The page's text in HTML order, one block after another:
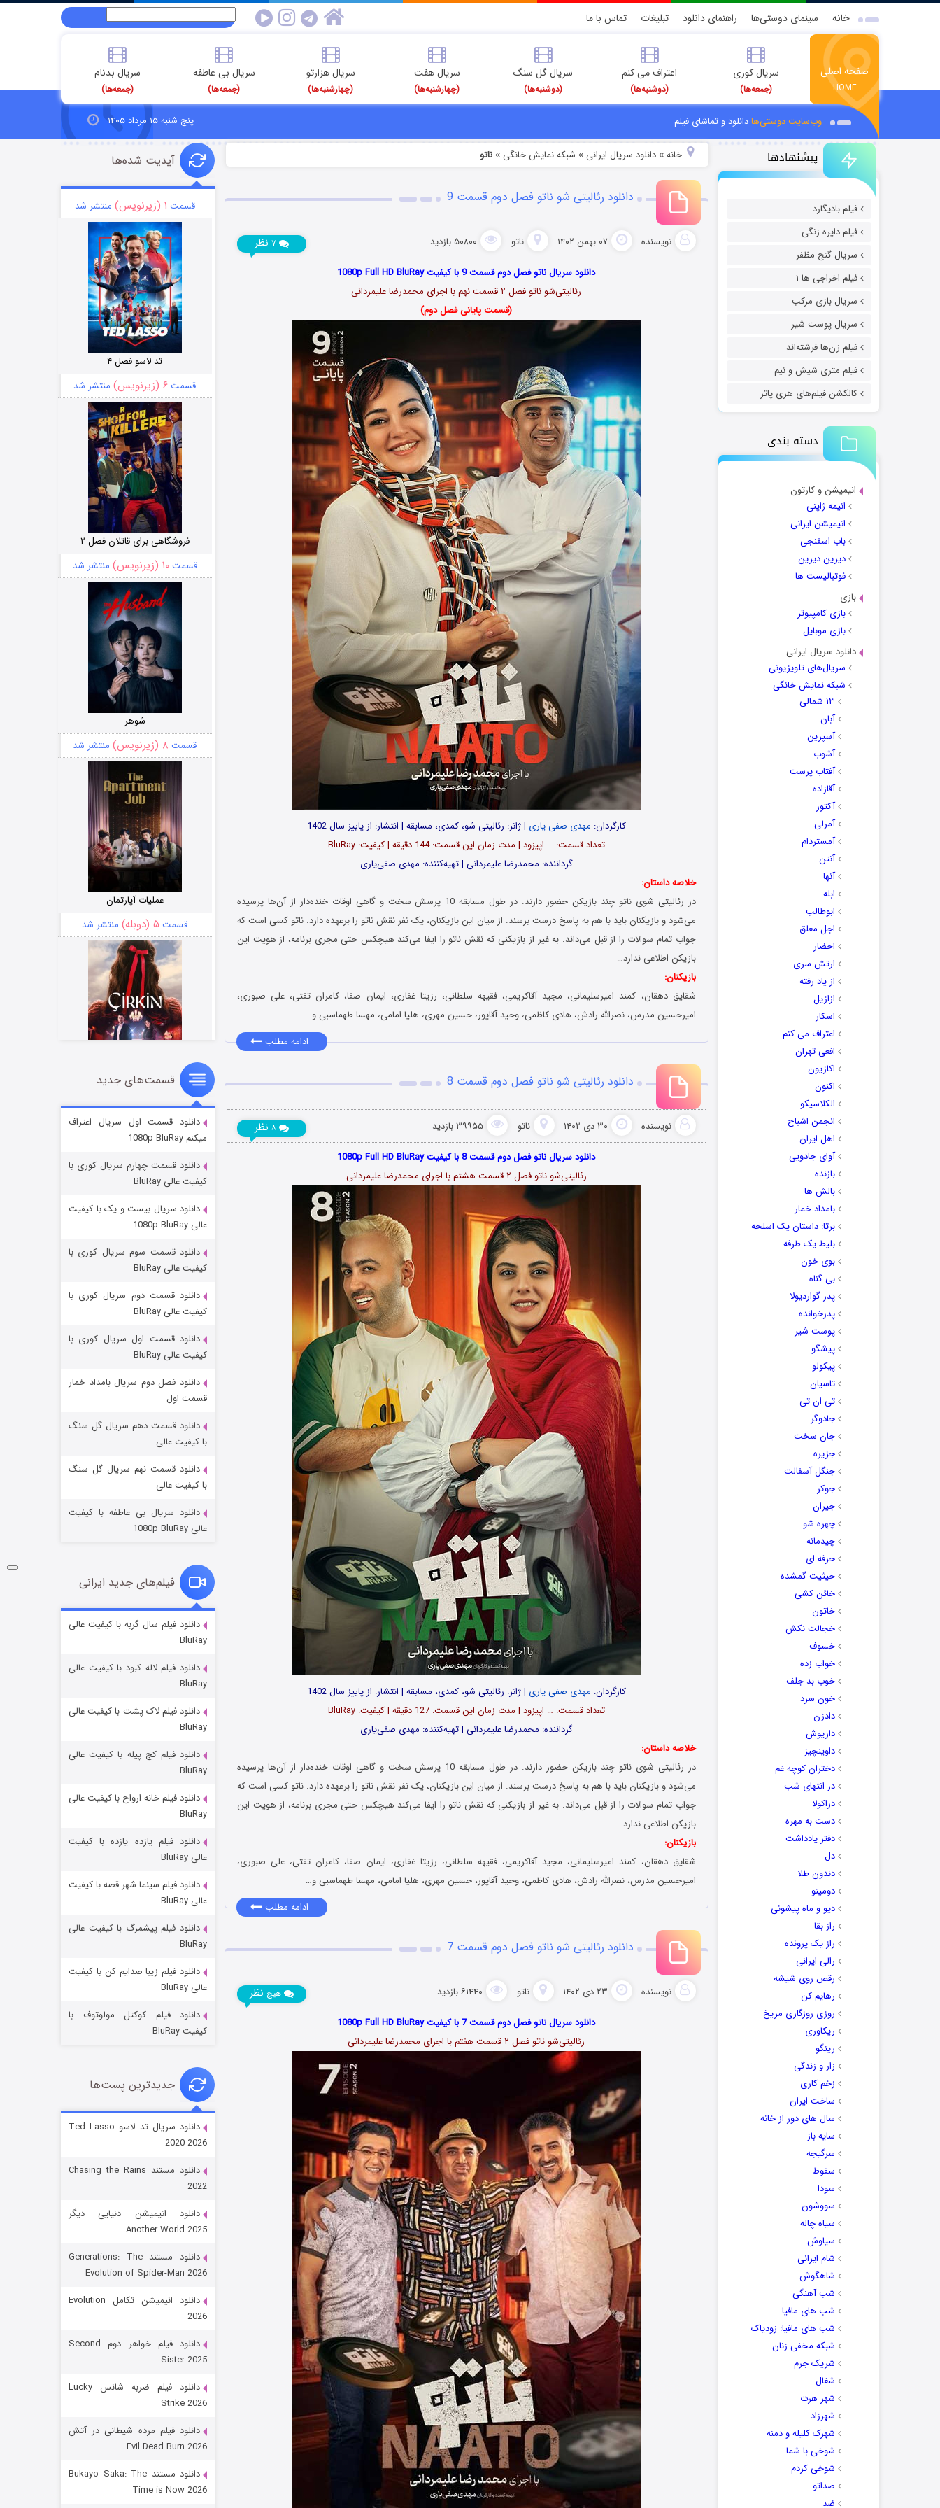
خانه سینمای دوستی‌ها راهنمای دانلود تبلیغات تماس با ما
صفحه اصلی
HOME
سریال کوری
(جمعه‌ها)
اعتراف می کنم
(دوشنبه‌ها)
سریال گل سنگ
(دوشنبه‌ها)
سریال هفت
(چهارشنبه‌ها)
سریال هزارتو
(چهارشنبه‌ها)
سریال بی عاطفه
(جمعه‌ها)
سریال بدنام
(جمعه‌ها)
وب‌سایت دوستی‌هادانلود و تماشای فیلم پنج شنبه ۱۵ مرداد ۱۴۰۵
پیشنهادها
فیلم بادیگارد
فیلم دایره زنگی
سریال گنج مظفر
فیلم اخراجی ها ۱
سریال بازی مرکب
سریال پوست شیر
فیلم زن‌ها فرشته‌اند
فیلم متری شیش و نیم
کالکشن فیلم‌های هری پاتر
دسته بندی
انیمیشن و کارتون
انیمه ژاپنی
انیمیشن ایرانی
باب اسفنجی
دیرین دیرین
فوتبالیست ها
بازی
بازی کامپیوتر
بازی موبایل
دانلود سریال ایرانی
سریال‌های تلویزیونی
شبکه نمایش خانگی
۱۳ شمالی
آبان
آسپرین
آشوب
آفتاب پرست
آقازاده
آکتور
آمرلی
آمستردام
آنتن
آنها
ابله
ابوطالب
اجل معلق
احضار
ارتش سری
از یاد رفته
ازازیل
اسکار
اعتراف می کنم
افعی تهران
اکازیون
اکنون
الکلاسیکو
انجمن اشباح
اهل ایران
آوای جادویی
بازنده
بالش ها
بامداد خمار
برتا: داستان یک اسلحه
بلیط یک‌‌ طرفه
بوی خون
بی گناه
پدر گواردیولا
پدرخوانده
پوست شیر
پیشگو
پیکولو
تاسیان
تی ان تی
جادوگر
جان سخت
جزیره
جنگل آسفالت
جوکر
جیران
چهره شو
چیدمانه
حرفه ای
حیثیت گمشده
خائن کشی
خاتون
خجالت نکش
خسوف
خواب زده
خوب بد جلف
خون سرد
دادزن
داریوش
داوینچیز
دختران کوچه غم
در انتهای شب
دراکولا
دست به مهره
دفتر یادداشت
دل
دندون طلا
دومینو
دیو و ماه پیشونی
راز بقا
راز یک پرونده
رالی ایرانی
رقص روی شیشه
رهایم کن
روزی روزگاری مریخ
ریکاوری
رینگو
زار و زندگی
زخم کاری
ساخت ایران
سال های دور از خانه
سایه باز
سرگیجه
سقوط
سودا
سووشون
سیاه چاله
سیاوش
شام ایرانی
شاهگوش
شب آهنگی
شب های مافیا
شب های مافیا: زودیاک
شبکه مخفی زنان
شریک جرم
شغال
شهر هرت
شهرزاد
شهرک کلیله و دمنه
شوخی با شما
شوخی کردم
صداتو
ضد
خانه» دانلود سریال ایرانی » شبکه نمایش خانگی » ناتو
دانلود رئالیتی شو ناتو فصل دوم قسمت 9
نویسنده ۰۷ بهمن ۱۴۰۲ ناتو ۵۰۸۰۰ بازدید نظر
دانلود سریال ناتو فصل دوم قسمت 9 با کیفیت 1080p Full HD BluRay
رئالیتی‌شو ناتو فصل ۲ قسمت نهم با اجرای محمدرضا علیمردانی
(قسمت پایانی فصل دوم)
کارگردان: مهدی صفی یاری | ژانر: رئالیتی شو، کمدی، مسابقه | انتشار: از پاییز سال 1402
تعداد قسمت‌: … اپیزود | مدت زمان این قسمت: 144 دقیقه | کیفیت: BluRay
گرداننده: محمدرضا علیمردانی | تهیه‌کننده: مهدی صفی‌یاری
خلاصه داستان:
در رئالیتی شوی ناتو چند بازیکن حضور دارند. در طول مسابقه 10 پرسش سخت و گاهی اوقات خنده‌دار از آن‌ها پرسیده
می‌شود و بازیکنان باید با هم به پاسخ درست برسند. از میان این بازیکنان، یک نفر نقش ناتو را برعهده دارد. ناتو کسی است که
جواب تمام سوالات را از قبل می‌داند. به غیر از بازیکنی که نقش ناتو را ایفا می‌کند هیچکس حتی مجری برنامه، از هویت این
بازیکن اطلاعی ندارد…
بازیکنان:
شقایق دهقان، کمند امیرسلیمانی، مجید آقاکریمی، فقیهه سلطانی، رزیتا غفاری، ایمان صفا، کامران تفتی، علی صبوری،
امیرحسین مدرس، نصرالله رادش، هادی کاظمی، وحید آقاپور، حسین مهری، هلیا امامی، مهسا طهماسبی و…
ادامه مطلب
دانلود رئالیتی شو ناتو فصل دوم قسمت 8
نویسنده ۳۰ دی ۱۴۰۲ ناتو ۳۹۹۵۵ بازدید ۸ نظر
دانلود سریال ناتو فصل دوم قسمت 8 با کیفیت 1080p Full HD BluRay
رئالیتی‌شو ناتو فصل ۲ قسمت هشتم با اجرای محمدرضا علیمردانی
کارگردان: مهدی صفی یاری | ژانر: رئالیتی شو، کمدی، مسابقه | انتشار: از پاییز سال 1402
تعداد قسمت‌: … اپیزود | مدت زمان این قسمت: 127 دقیقه | کیفیت: BluRay
گرداننده: محمدرضا علیمردانی | تهیه‌کننده: مهدی صفی‌یاری
خلاصه داستان:
در رئالیتی شوی ناتو چند بازیکن حضور دارند. در طول مسابقه 10 پرسش سخت و گاهی اوقات خنده‌دار از آن‌ها پرسیده
می‌شود و بازیکنان باید با هم به پاسخ درست برسند. از میان این بازیکنان، یک نفر نقش ناتو را برعهده دارد. ناتو کسی است که
جواب تمام سوالات را از قبل می‌داند. به غیر از بازیکنی که نقش ناتو را ایفا می‌کند هیچکس حتی مجری برنامه، از هویت این
بازیکن اطلاعی ندارد…
بازیکنان:
شقایق دهقان، کمند امیرسلیمانی، مجید آقاکریمی، فقیهه سلطانی، رزیتا غفاری، ایمان صفا، کامران تفتی، علی صبوری،
امیرحسین مدرس، نصرالله رادش، هادی کاظمی، وحید آقاپور، حسین مهری، هلیا امامی، مهسا طهماسبی و…
ادامه مطلب
دانلود رئالیتی شو ناتو فصل دوم قسمت 7
نویسنده ۲۳ دی ۱۴۰۲ ناتو ۶۱۴۴۰ بازدید هیچ نظر
دانلود سریال ناتو فصل دوم قسمت 7 با کیفیت 1080p Full HD BluRay
رئالیتی‌شو ناتو فصل ۲ قسمت هفتم با اجرای محمدرضا علیمردانی
آپدیت شده‌ها
قسمت ۱ (زیرنویس) منتشر شد
تد لاسو فصل ۴
قسمت ۶ (زیرنویس) منتشر شد
فروشگاهی برای قاتلان فصل ۲
قسمت۱۰ (زیرنویس) منتشر شد
شوهر
قسمت ۸ (زیرنویس) منتشر شد
عملیات آپارتمان
قسمت ۵ (دوبله) منتشر شد
سریال زشت
قسمت۲ (زیرنویس) منتشر شد
مردگان متحرک: شهر مرده ۳
شکست استوارت در نجات جهان
قسمت ۷ (زیرنویس) منتشر شد
شوگر فصل ۲
قسمت
خاندان اژدها فصل ۳
جادوگری در مغولستان
قسمت
رویایی برای تو
قسمت
قسمت‌های جدید
دانلود قسمت اول سریال اعتراف
میکنم 1080p BluRay
دانلود قسمت چهارم سریال کوری با
کیفیت عالی BluRay
دانلود سریال بیست و یک با کیفیت
عالی 1080p BluRay
دانلود قسمت سوم سریال کوری با
کیفیت عالی BluRay
دانلود قسمت دوم سریال کوری با
کیفیت عالی BluRay
دانلود قسمت اول سریال کوری با
کیفیت عالی BluRay
دانلود فصل دوم سریال بامداد خمار
قسمت اول
دانلود قسمت دهم سریال گل سنگ
با کیفیت عالی
دانلود قسمت نهم سریال گل سنگ
با کیفیت عالی
دانلود سریال بی عاطفه با کیفیت
عالی 1080p BluRay
فیلم‌های جدید ایرانی
دانلود فیلم سال گربه با کیفیت عالی
BluRay
دانلود فیلم لاله کبود با کیفیت عالی
BluRay
دانلود فیلم لاک پشت با کیفیت عالی
BluRay
دانلود فیلم کج‌ پیله با کیفیت عالی
BluRay
دانلود فیلم خانه ارواح با کیفیت عالی
BluRay
دانلود فیلم یازده یازده با کیفیت
عالی BluRay
دانلود فیلم سینما شهر قصه با کیفیت
عالی BluRay
دانلود فیلم پیشمرگ با کیفیت عالی
BluRay
دانلود فیلم زیبا صدایم کن با کیفیت
عالی BluRay
دانلود فیلم کوکتل مولوتوف با
کیفیت BluRay
جدیدترین پست‌ها
دانلود سریال تد لاسو Ted Lasso
2020-2026
دانلود مستند Chasing the Rains
2022
دانلود انیمیشن دنیایی دیگر
Another World 2025
دانلود مستند Generations: The
Evolution of Spider-Man 2026
دانلود انیمیشن تکامل Evolution
2026
دانلود فیلم خواهر دوم Second
Sister 2025
دانلود فیلم ضربه شانس Lucky
Strike 2026
دانلود فیلم مرده شیطانی در آتش
Evil Dead Burn 2026
دانلود مستند Bukayo Saka: The
Time is Now 2026